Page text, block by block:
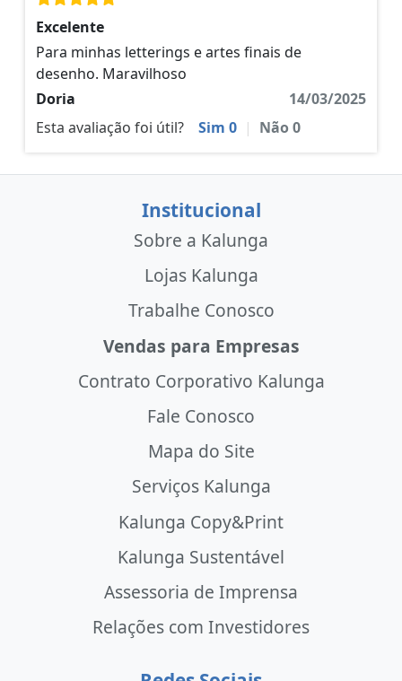
Excelente
Para minhas letterings e artes finais de
desenho. Maravilhoso
Doria
14/03/2025
Esta avaliação foi útil?
Sim 0 | Não0
Institucional
Sobre a Kalunga
Lojas Kalunga
Trabalhe Conosco
Vendas para Empresas
Contrato Corporativo Kalunga
Fale Conosco
Mapa do Site
Serviços Kalunga
Kalunga Copy&Print
Kalunga Sustentável
Assessoria de Imprensa
Relações com Investidores